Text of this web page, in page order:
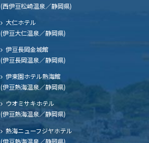
(西伊豆松崎温泉／静岡県)
大仁ホテル
(伊豆大仁温泉／静岡県)
伊豆長岡金城館
(伊豆長岡温泉／静岡県)
伊東園ホテル熱海館
(伊豆熱海温泉／静岡県)
ウオミサキホテル
(伊豆熱海温泉／静岡県)
熱海ニューフジヤホテル
(伊豆熱海温泉／静岡県)